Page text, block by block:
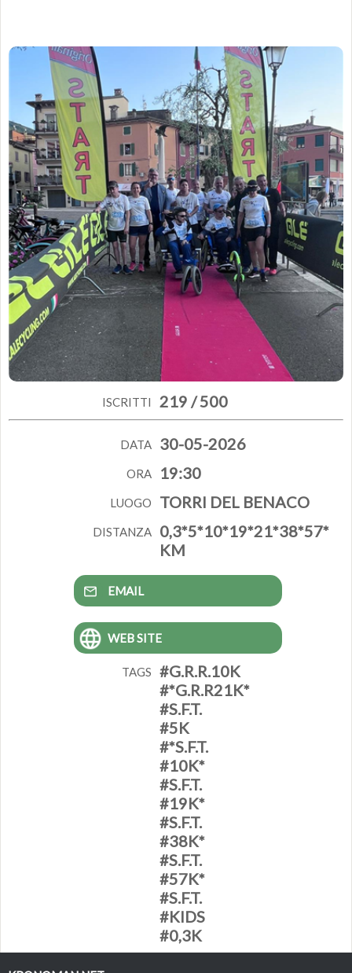
ISCRITTI 219 / 500
DATA 30-05-2026
ORA 19:30
LUOGO TORRI DEL BENACO
DISTANZA
0,3*5*10*19*21*38*57*
KM
EMAIL
WEB SITE
TAGS
#G.R.R.10K
#*G.R.R21K*
#S.F.T.
#5K
#*S.F.T.
#10K*
#S.F.T.
#19K*
#S.F.T.
#38K*
#S.F.T.
#57K*
#S.F.T.
#KIDS
#0,3K